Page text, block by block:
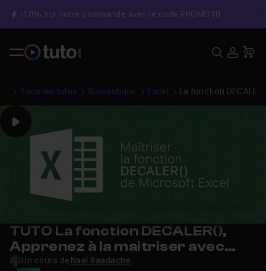
-10% sur votre commande avec le code PROMO10
Tous les tutos Bureautique Excel La fonction
Play
TUTO La fonction DECALER(),
Apprenez à la maitriser avec
d'autres fonctions
Un cours de Nael Baadache